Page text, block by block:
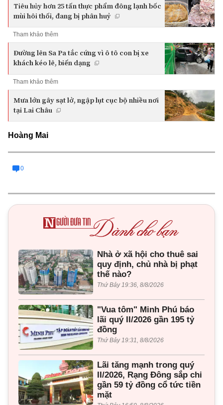
Tiêu hủy hơn 25 tấn thực phẩm đông lạnh bốc
mùi hôi thối, đang bị phân huỷ
Tham khảo thêm
Đường lên Sa Pa tắc cứng vì ô tô con bị xe
khách kéo lê, biến dạng
Tham khảo thêm
Mưa lớn gây sạt lở, ngập lụt cục bộ nhiều nơi
tại Lai Châu
Hoàng Mai
0
Nhà ở xã hội cho thuê sai
quy định, chủ nhà bị phạt
thế nào?
Thứ Bảy 19:36, 8/8/2026
"Vua tôm" Minh Phú báo
lãi quý II/2026 gần 195 tỷ
đồng
Thứ Bảy 19:31, 8/8/2026
Lãi tăng mạnh trong quý
II/2026, Rạng Đông sắp chi
gần 59 tỷ đồng cổ tức tiền
mặt